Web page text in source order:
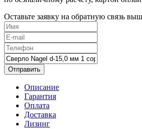
Оставьте заявку на обратную связь
Отправить
Описание
Гарантия
Оплата
Доставка
Лизинг